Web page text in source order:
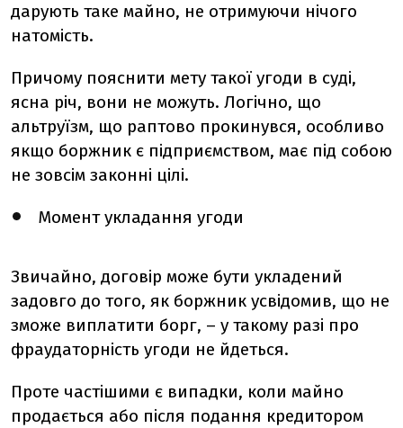
дарують таке майно, не отримуючи нічого
натомість.
Причому пояснити мету такої угоди в суді,
ясна річ, вони не можуть. Логічно, що
альтруїзм, що раптово прокинувся, особливо
якщо боржник є підприємством, має під собою
не зовсім законні цілі.
Момент укладання угоди
Звичайно, договір може бути укладений
задовго до того, як боржник усвідомив, що не
зможе виплатити борг, – у такому разі про
фраудаторність угоди не йдеться.
Проте частішими є випадки, коли майно
продається або після подання кредитором